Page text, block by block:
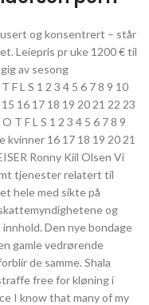
og konsentrert – står
Leiepris pr uke 1200 € til
av sesong
L S 1 2 3 4 5 6 7 8 9 10
16 17 18 19 20 21 22 23
T F L S 1 2 3 4 5 6 7 8 9
kvinner 16 17 18 19 20 21
Ronny Kiil Olsen Vi
tjenester relatert til
hele med sikte på
og
Den nye bondage
gamle vedrørende
de samme. Shala
free for kløning i
I know that many of my